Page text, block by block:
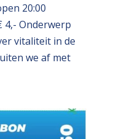
20:00
4,- Onderwerp
vitaliteit in de
we af met